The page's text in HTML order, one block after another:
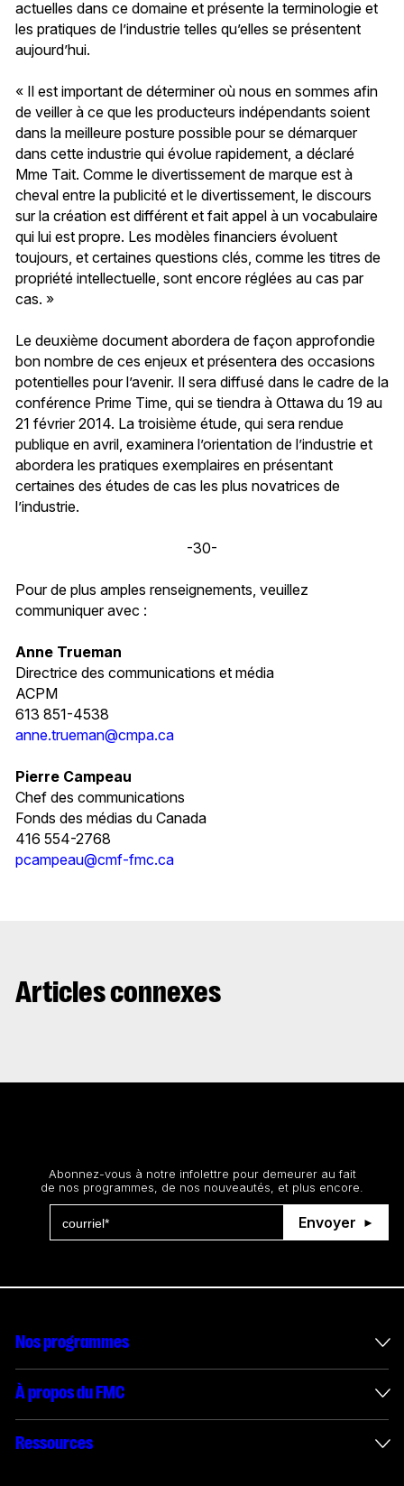
actuelles dans ce domaine et présente la terminologie et
les pratiques de l’industrie telles qu’elles se présentent
aujourd’hui.
« Il est important de déterminer où nous en sommes afin
de veiller à ce que les producteurs indépendants soient
dans la meilleure posture possible pour se démarquer
dans cette industrie qui évolue rapidement, a déclaré
Mme Tait. Comme le divertissement de marque est à
cheval entre la publicité et le divertissement, le discours
sur la création est différent et fait appel à un vocabulaire
qui lui est propre. Les modèles financiers évoluent
toujours, et certaines questions clés, comme les titres de
propriété intellectuelle, sont encore réglées au cas par
cas. »
Le deuxième document abordera de façon approfondie
bon nombre de ces enjeux et présentera des occasions
potentielles pour l’avenir. Il sera diffusé dans le cadre de la
conférence Prime Time, qui se tiendra à Ottawa du 19 au
21 février 2014. La troisième étude, qui sera rendue
publique en avril, examinera l’orientation de l’industrie et
abordera les pratiques exemplaires en présentant
certaines des études de cas les plus novatrices de
l’industrie.
-30-
Pour de plus amples renseignements, veuillez
communiquer avec :
Anne Trueman
Directrice des communications et média
ACPM
613 851-4538
anne.trueman@cmpa.ca
Pierre Campeau
Chef des communications
Fonds des médias du Canada
416 554-2768
pcampeau@cmf-fmc.ca
Articles connexes
Abonnez-vous à notre infolettre pour demeurer au fait
de nos programmes, de nos nouveautés, et plus encore.
Envoyer
Nos programmes
Mesures incitatives internationales
Administration des enveloppes
À propos du FMC
À propos du FMC
Ressources